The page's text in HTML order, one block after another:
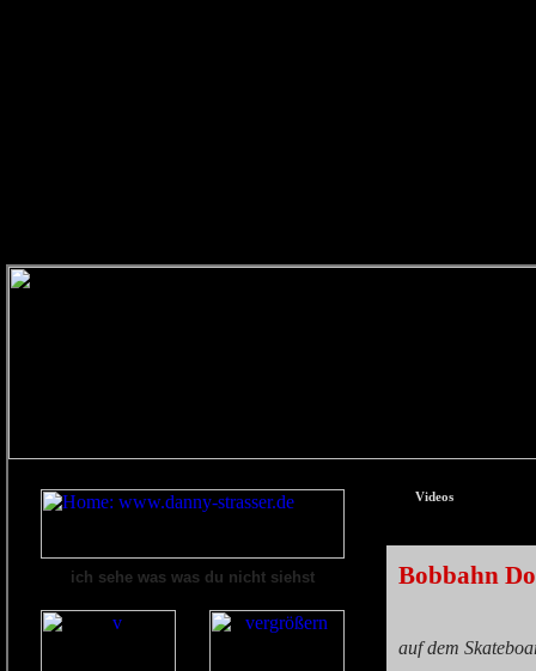
ich sehe was was du nicht siehst
Videos
Bobbahn
auf dem